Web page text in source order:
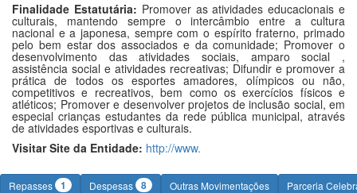
Finalidade Estatutária: Promover as atividades educacionais e
culturais, mantendo sempre o intercâmbio entre a cultura
nacional e a japonesa, sempre com o espírito fraterno, primado
pelo bem estar dos associados e da comunidade; Promover o
desenvolvimento das atividades sociais, amparo social ,
assistência social e atividades recreativas; Difundir e promover a
prática de todos os esportes amadores, olímpicos ou não,
competitivos e recreativos, bem como os exercícios físicos e
atléticos; Promover e desenvolver projetos de inclusão social, em
especial crianças estudantes da rede pública municipal, através
de atividades esportivas e culturais.
Visitar Site da Entidade: http://www.
Repasses 1 Despesas 8 Outras Movimentações Parceria